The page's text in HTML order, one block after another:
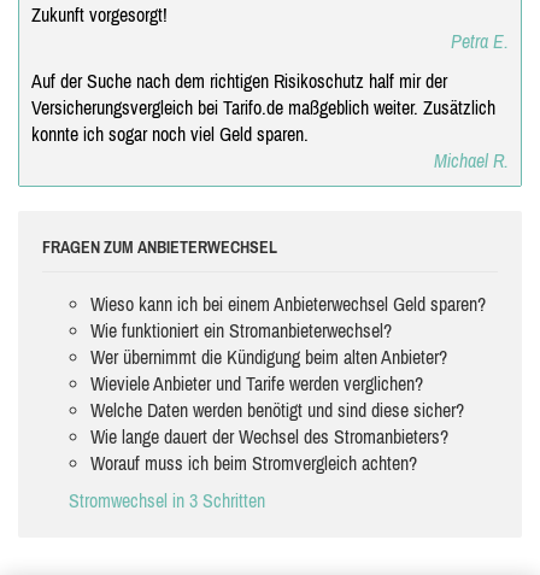
Zukunft vorgesorgt!
Petra E.
Auf der Suche nach dem richtigen Risikoschutz half mir der
Versicherungsvergleich bei Tarifo.de maßgeblich weiter. Zusätzlich
konnte ich sogar noch viel Geld sparen.
Michael R.
FRAGEN ZUM ANBIETERWECHSEL
Wieso kann ich bei einem Anbieterwechsel Geld sparen?
Wie funktioniert ein Stromanbieterwechsel?
Wer übernimmt die Kündigung beim alten Anbieter?
Wieviele Anbieter und Tarife werden verglichen?
Welche Daten werden benötigt und sind diese sicher?
Wie lange dauert der Wechsel des Stromanbieters?
Worauf muss ich beim Stromvergleich achten?
Stromwechsel in 3 Schritten